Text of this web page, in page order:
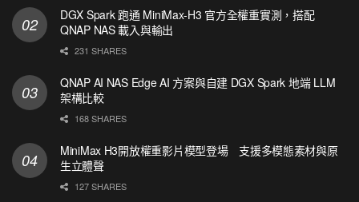
DGX Spark 跑通 MiniMax-H3 官方全權重實測，搭配
QNAP NAS 載入與輸出
231 SHARES
QNAP AI NAS Edge AI 方案與自建 DGX Spark 地端 LLM
架構比較
168 SHARES
MiniMax H3開放權重影片模型登場 支援多模態素材與原
生立體聲
127 SHARES